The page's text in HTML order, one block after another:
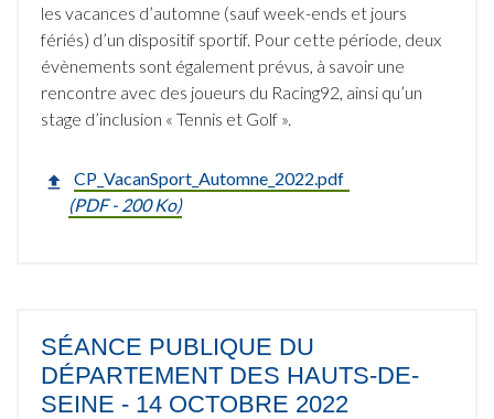
les vacances d’automne (sauf week-ends et jours
fériés) d’un dispositif sportif. Pour cette période, deux
évènements sont également prévus, à savoir une
rencontre avec des joueurs du Racing92, ainsi qu’un
stage d’inclusion « Tennis et Golf ».
CP_VacanSport_Automne_2022.pdf
(PDF- 200 Ko)
SÉANCE PUBLIQUE DU
DÉPARTEMENT DES HAUTS-DE-
SEINE - 14 OCTOBRE 2022